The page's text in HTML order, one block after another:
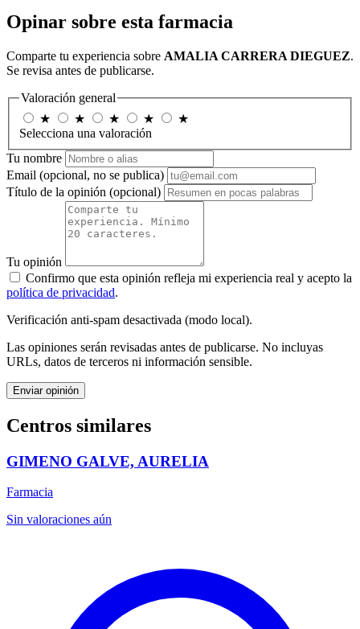
Opinar sobre esta farmacia
Comparte tu experiencia sobre AMALIA CARRERA DIEGUEZ.
Se revisa antes de publicarse.
Valoración general
★
★ ★ ★
★
Selecciona una valoración
Tu nombre
Email (opcional, no se publica)
Título de la opinión (opcional)
Tu opinión
Confirmo que esta opinión refleja mi experiencia real y acepto la
política de privacidad.
Verificación anti-spam desactivada (modo local).
Las opiniones serán revisadas antes de publicarse. No incluyas
URLs, datos de terceros ni información sensible.
Enviar opinión
Centros similares
GIMENO GALVE, AURELIA
Farmacia
Sin valoraciones aún